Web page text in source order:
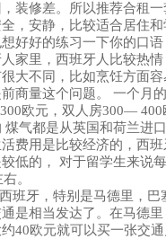
装修差。所以推荐合租
，安静，比较适合居住
好好的练习一下你的口
家里，西班牙人比较热
大不同，比如烹饪方面
商量这个问题。 一个月
欧元，双人房300— 400
煤气都是从英国和荷兰进
费用是比较经济的，西
低的， 对于留学生来说
。
班牙，特别是马德里，巴
是相当发达了。在马德
40欧元就可以买一张交